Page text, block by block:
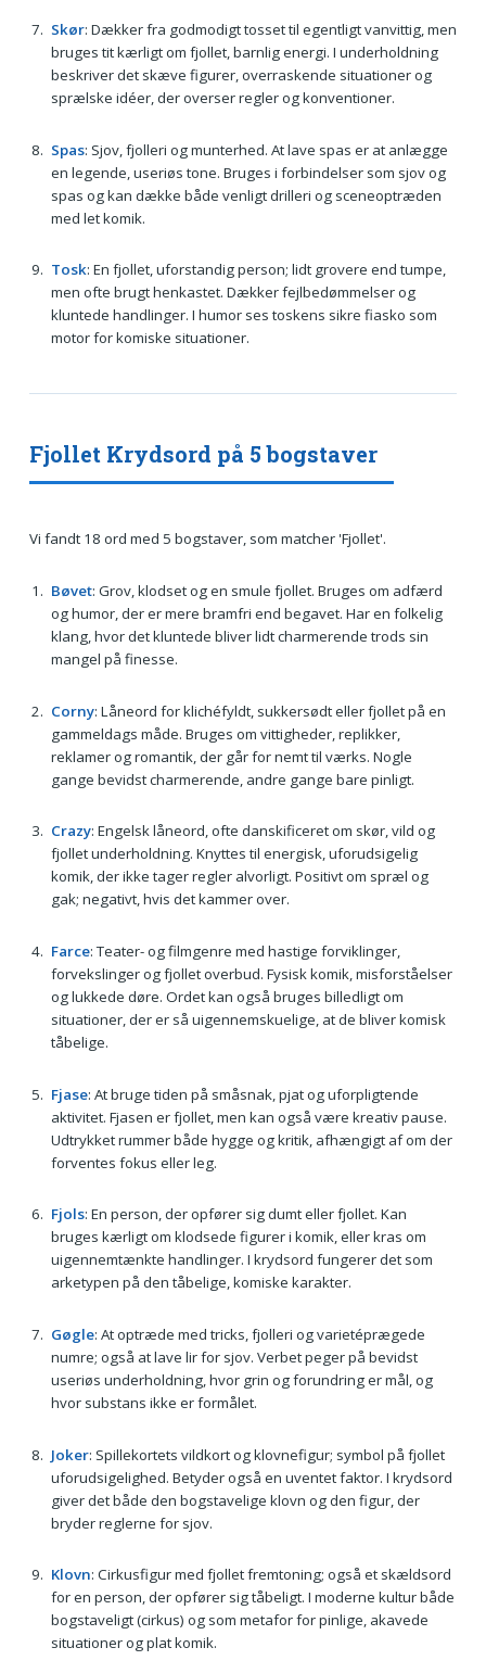
Skør: Dækker fra godmodigt tosset til egentligt vanvittig, men
bruges tit kærligt om fjollet, barnlig energi. I underholdning
beskriver det skæve figurer, overraskende situationer og
sprælske idéer, der overser regler og konventioner.
Spas: Sjov, fjolleri og munterhed. At lave spas er at anlægge
en legende, useriøs tone. Bruges i forbindelser som sjov og
spas og kan dække både venligt drilleri og sceneoptræden
med let komik.
Tosk: En fjollet, uforstandig person; lidt grovere end tumpe,
men ofte brugt henkastet. Dækker fejlbedømmelser og
kluntede handlinger. I humor ses toskens sikre fiasko som
motor for komiske situationer.
Fjollet Krydsord på 5 bogstaver
Vi fandt 18 ord med 5 bogstaver, som matcher 'Fjollet'.
Bøvet: Grov, klodset og en smule fjollet. Bruges om adfærd
og humor, der er mere bramfri end begavet. Har en folkelig
klang, hvor det kluntede bliver lidt charmerende trods sin
mangel på finesse.
Corny: Låneord for klichéfyldt, sukkersødt eller fjollet på en
gammeldags måde. Bruges om vittigheder, replikker,
reklamer og romantik, der går for nemt til værks. Nogle
gange bevidst charmerende, andre gange bare pinligt.
Crazy: Engelsk låneord, ofte danskificeret om skør, vild og
fjollet underholdning. Knyttes til energisk, uforudsigelig
komik, der ikke tager regler alvorligt. Positivt om spræl og
gak; negativt, hvis det kammer over.
Farce: Teater- og filmgenre med hastige forviklinger,
forvekslinger og fjollet overbud. Fysisk komik, misforståelser
og lukkede døre. Ordet kan også bruges billedligt om
situationer, der er så uigennemskuelige, at de bliver komisk
tåbelige.
Fjase: At bruge tiden på småsnak, pjat og uforpligtende
aktivitet. Fjasen er fjollet, men kan også være kreativ pause.
Udtrykket rummer både hygge og kritik, afhængigt af om der
forventes fokus eller leg.
Fjols: En person, der opfører sig dumt eller fjollet. Kan
bruges kærligt om klodsede figurer i komik, eller kras om
uigennemtænkte handlinger. I krydsord fungerer det som
arketypen på den tåbelige, komiske karakter.
Gøgle: At optræde med tricks, fjolleri og varietéprægede
numre; også at lave lir for sjov. Verbet peger på bevidst
useriøs underholdning, hvor grin og forundring er mål, og
hvor substans ikke er formålet.
Joker: Spillekortets vildkort og klovnefigur; symbol på fjollet
uforudsigelighed. Betyder også en uventet faktor. I krydsord
giver det både den bogstavelige klovn og den figur, der
bryder reglerne for sjov.
Klovn: Cirkusfigur med fjollet fremtoning; også et skældsord
for en person, der opfører sig tåbeligt. I moderne kultur både
bogstaveligt (cirkus) og som metafor for pinlige, akavede
situationer og plat komik.